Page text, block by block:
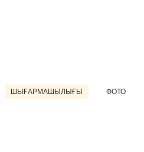
ШЫҒАРМАШЫЛЫҒЫ ФОТО